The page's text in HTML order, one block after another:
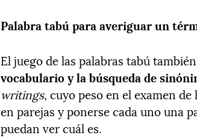
Palabra tabú para averiguar un
El juego de las palabras tabú
vocabulario y la búsqueda de
writings, cuyo peso en el examen
en parejas y ponerse cada uno una
puedan ver cuál es.